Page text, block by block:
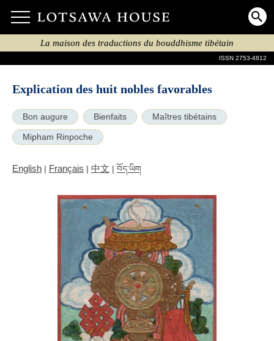
La maison des traductions du bouddhisme tibétain
ISSN 2753-4812
Explication des huit nobles favorables
Bon augure Bienfaits Maîtres tibétains
Mipham Rinpoche
English | Français | 中文 | བོད་ཡིག